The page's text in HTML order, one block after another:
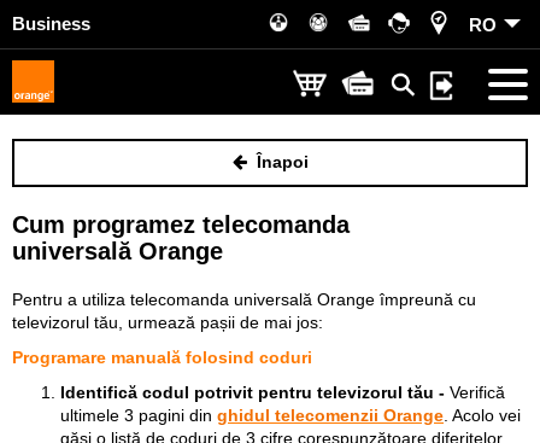
Business RO
Înapoi
Cum programez telecomanda
universală Orange
Pentru a utiliza telecomanda universală Orange împreună cu
televizorul tău, urmează pașii de mai jos:
Programare manuală folosind coduri
Identifică codul potrivit pentru televizorul tău - Verifică
ultimele 3 pagini din ghidul telecomenzii Orange . Acolo vei
găsi o listă de coduri de 3 cifre corespunzătoare diferitelor